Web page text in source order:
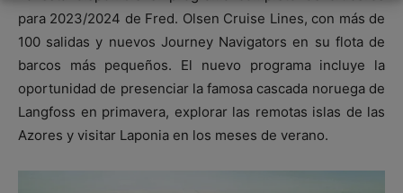
para 2023/2024 de Fred. Olsen Cruise Lines, con más de
100 salidas y nuevos Journey Navigators en su flota de
barcos más pequeños. El nuevo programa incluye la
oportunidad de presenciar la famosa cascada noruega de
Langfoss en primavera, explorar las remotas islas de las
Azores y visitar Laponia en los meses de verano.